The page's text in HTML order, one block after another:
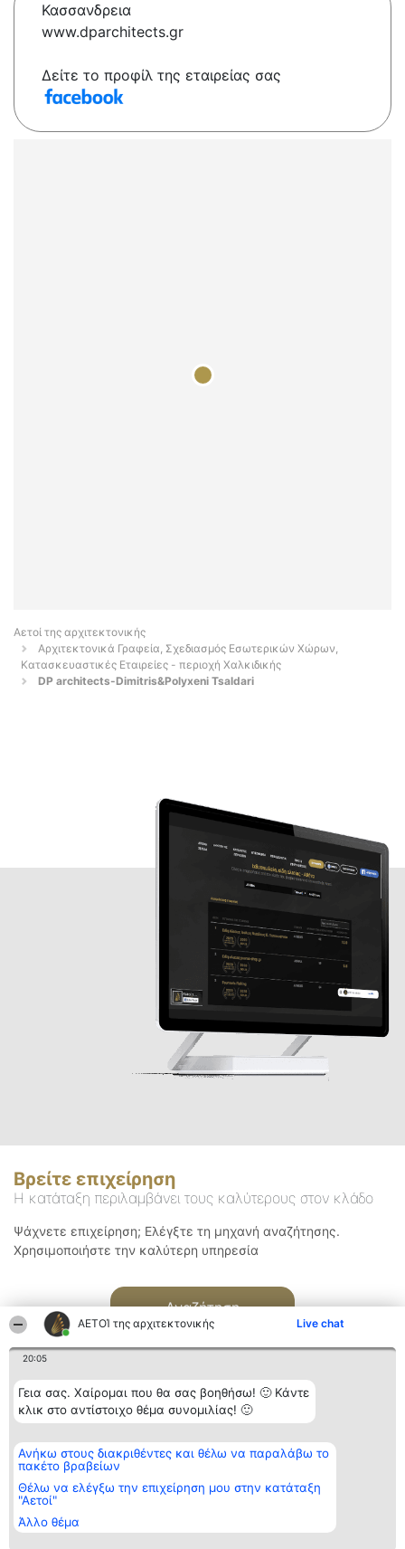
ΑΕΤΟΊ της αρχιτεκτονικής Live chat
20:05
Γεια σας. Χαίρομαι που θα σας βοηθήσω! 🙂 Κάντε
κλικ στο αντίστοιχο θέμα συνομιλίας! 🙂
Ανήκω στους διακριθέντες και θέλω να παραλάβω το
πακέτο βραβείων
Θέλω να ελέγξω την επιχείρηση μου στην κατάταξη
"Αετοί"
Άλλο θέμα
Κασσανδρεια
www.dparchitects.gr
Δείτε το προφίλ της εταιρείας σας
Αετοί της αρχιτεκτονικής
Αρχιτεκτονικά Γραφεία, Σχεδιασμός Εσωτερικών Χώρων,
Κατασκευαστικές Εταιρείες - περιοχή Χαλκιδικής
DP architects-Dimitris&Polyxeni Tsaldari
Βρείτε επιχείρηση
Η κατάταξη περιλαμβάνει τους καλύτερους στον κλάδο
Ψάχνετε επιχείρηση; Ελέγξτε τη μηχανή αναζήτησης.
Χρησιμοποιήστε την καλύτερη υπηρεσία
Αναζήτηση
Διοργανωτής της
κατάταξης
BEAUTIFUL COMPANY
ΤΗΛ. ΕΠΙΚΟΙΝΩΝΙΑΣ:
2104128019
email:
aetoi@beautifulcompany.co
Κατάταξη
Διακριθέντες
των
διακριθέντων
προϋποθέσεις
Επικοινωνία
Επικοινωνία